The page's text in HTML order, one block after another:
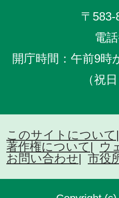
〒
電
開庁時間：午前9時
（祝
このサイトについて
著作権について
ウ
お問い合わせ
市役